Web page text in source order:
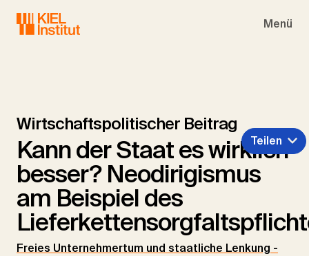
Menü
Wirtschaftspolitischer Beitrag
Kann der Staat es wirklich
besser? Neodirigismus
am Beispiel des
Freies Unternehmertum und staatliche Lenkung -
Teilen